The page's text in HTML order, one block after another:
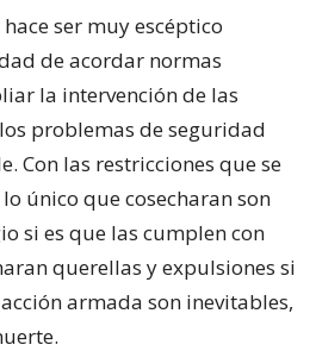
ser muy escéptico
de acordar normas
la intervención de las
problemas de seguridad
Con las restricciones que se
único que cosecharan son
si es que las cumplen con
querellas y expulsiones si
armada son inevitables,